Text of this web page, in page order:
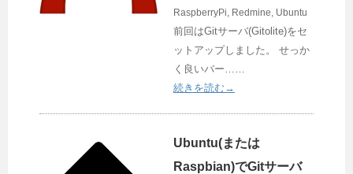
RaspberryPi, Redmine, Ubuntu
前回はGitサーバ(Gitolite)をセ
ットアップしました。 せっか
く良いバー……
続きを読む→
Ubuntu(または
Raspbian)でGitサーバ